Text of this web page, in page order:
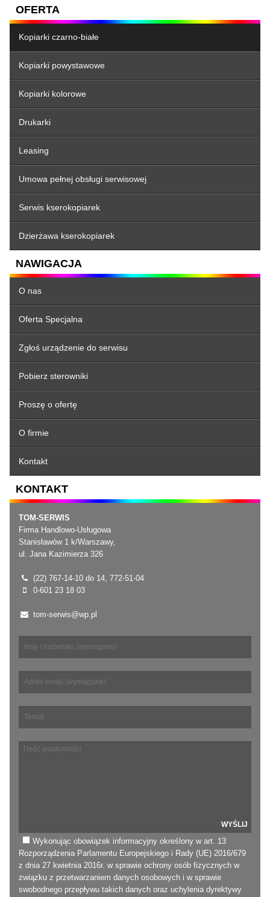
OFERTA
Kopiarki czarno-białe
Kopiarki powystawowe
Kopiarki kolorowe
Drukarki
Leasing
Umowa pełnej obsługi serwisowej
Serwis kserokopiarek
Dzierżawa kserokopiarek
NAWIGACJA
O nas
Oferta Specjalna
Zgłoś urządzenie do serwisu
Pobierz sterowniki
Proszę o ofertę
O firmie
Kontakt
KONTAKT
TOM-SERWIS
Firma Handlowo-Usługowa
Stanisławów 1 k/Warszawy,
ul. Jana Kazimierza 326
(22) 767-14-10 do 14, 772-51-04
0-601 23 18 03
tom-serwis@wp.pl
Wykonując obowiązek informacyjny określony w art. 13
Rozporządzenia Parlamentu Europejskiego i Rady (UE) 2016/679
z dnia 27 kwietnia 2016r. w sprawie ochrony osób fizycznych w
związku z przetwarzaniem danych osobowych i w sprawie
swobodnego przepływu takich danych oraz uchylenia dyrektywy